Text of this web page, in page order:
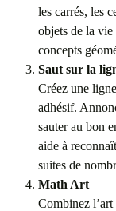
les carrés, les
objets de la vie
concepts
Saut sur la
Créez une
adhésif.
sauter au bon
aide à
suites de
Math Art
Combinez